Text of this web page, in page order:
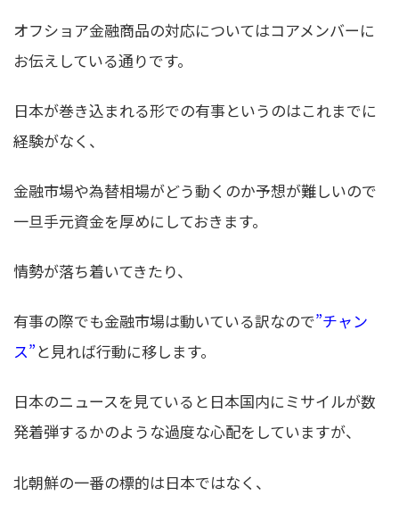
オフショア金融商品の対応についてはコアメンバーに
お伝えしている通りです。
日本が巻き込まれる形での有事というのはこれまでに
経験がなく、
金融市場や為替相場がどう動くのか予想が難しいので
一旦手元資金を厚めにしておきます。
情勢が落ち着いてきたり、
有事の際でも金融市場は動いている訳なので”チャン
ス”と見れば行動に移します。
日本のニュースを見ていると日本国内にミサイルが数
発着弾するかのような過度な心配をしていますが、
北朝鮮の一番の標的は日本ではなく、